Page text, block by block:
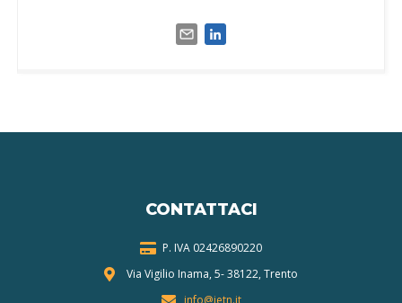
CONTATTACI
P. IVA 02426890220
Via Vigilio Inama, 5-38122, Trento